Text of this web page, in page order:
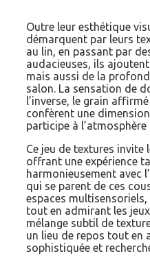
Outre leur esthétique
démarquent par leurs
au lin, en passant par
audacieuses, ils
mais aussi de la
salon. La sensation de
l’inverse, le grain
confèrent une
participe à l’atmosphère
Ce jeu de textures invite
offrant une expérience
harmonieusement avec
qui se parent de ces
espaces
tout en admirant les
mélange subtil de
un lieu de repos tout en
sophistiquée et